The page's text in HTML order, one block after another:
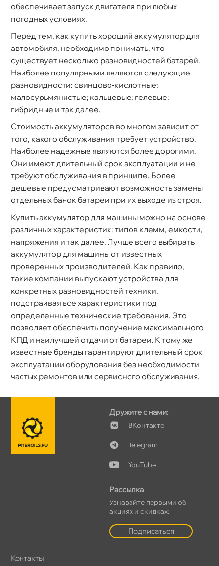
обеспечивает запуск двигателя при любых
погодных условиях.
Перед тем, как купить хороший аккумулятор для
автомобиля, необходимо понимать, что
существует несколько разновидностей батарей.
Наиболее популярными являются следующие
разновидности: свинцово-кислотные;
малосурьмянистые; кальцевые; гелевые;
ибридные и так далее.
Стоимость аккумуляторов во многом зависит от
того, какого обслуживания требует устройство.
Наиболее надежные являются более дорогими.
Они имеют длительный срок эксплуатации и не
требуют обслуживания в принципе. Более
дешевые предусматривают возможность замены
отдельных банок батареи при их выходе из строя.
Купить аккумулятор для машины можно на основе
различных характеристик: типов клемм, емкости,
напряжения и так далее. Лучше всего выбирать
аккумулятор для машины от известных
проверенных производителей. Как правило,
такие компании выпускают устройства для
конкретных разновидностей техники,
подстраивая все характеристики под
определенные технические требования. Это
позволяет обеспечить получение максимального
КПД и наилучшей отдачи от батареи. К тому же
известные бренды гарантируют длительный срок
эксплуатации оборудования без необходимости
частых ремонтов или сервисного обслуживания.
Дружите с нами:
Контакте
Telegram
YouTube
Рассылка
Узнавайте первыми о
акциях и скидках:
Подписаться
Контакты